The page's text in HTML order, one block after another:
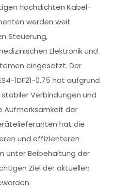
hochdichten Kabel-
werden weit
Steuerung,
Elektronik und
eingesetzt. Der
1DF21-0.75 hat aufgrund
Verbindungen und
Aufmerksamkeit der
hat die
und effizienteren
unter Beibehaltung der
Ziel der aktuellen